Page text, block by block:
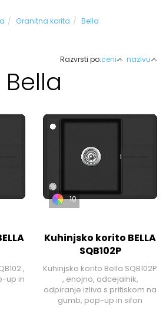
Granitna korita Bella
Razvrsti po:ceni nazivu
Bella
,
up in
10
Kuhinjsko korito BELLA
SQB102P
Kuhinjsko korito Bella SQB102P
, enojno, odcejalnik,
odpiranje izliva s pritiskom na
gumb, pop-up in sifon